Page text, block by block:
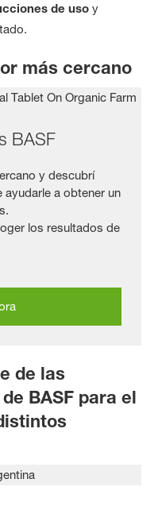
de uso y
más cercano
BASF
y descubrí
a obtener un
los resultados de
de las
BASF para el